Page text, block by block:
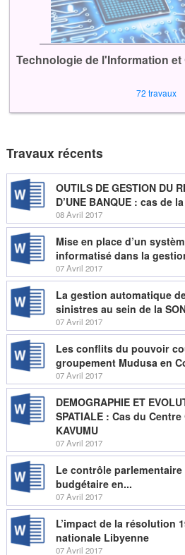
Technologie de l'Information
72 travaux
Travaux récents
OUTILS DE GESTION DU
D’UNE BANQUE : cas de
08 Avril 2017
Mise en place d’un
informatisé dans la
07 Avril 2017
La gestion automatique
sinistres au sein de la
07 Avril 2017
Les conflits du pouvoir
groupement Mudusa en
07 Avril 2017
DEMOGRAPHIE ET
SPATIALE : Cas du
KAVUMU
07 Avril 2017
Le contrôle parlementaire
budgétaire en...
07 Avril 2017
L’impact de la résolution
nationale Libyenne
07 Avril 2017